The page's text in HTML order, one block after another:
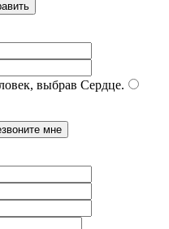
выбрав Сердце.